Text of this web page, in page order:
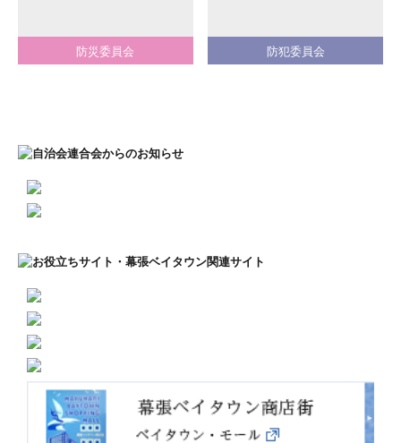
防災委員会 防犯委員会